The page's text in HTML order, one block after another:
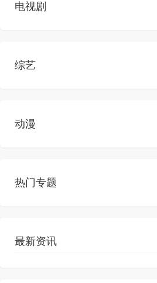
电视剧
综艺
动漫
热门专题
最新资讯